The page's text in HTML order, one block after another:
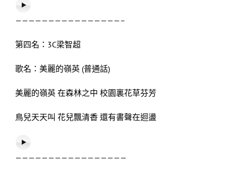
————————————————–
第四名：3C梁智超
歌名：美麗的嶺英 (普通話)
美麗的嶺英 在森林之中 校園裏花草芬芳
鳥兒天天叫 花兒飄清香 還有書聲在迴盪
—————————————————